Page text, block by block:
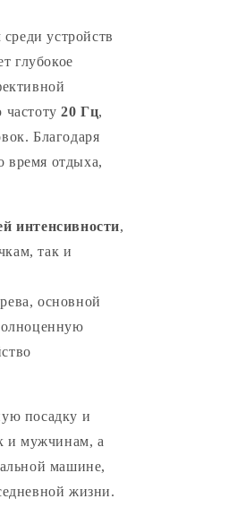
устройств
глубокое
частоту20 Гц,
Благодаря
время отдыха,
интенсивности,
так и
основной
посадку и
и мужчинам, а
машине,
жизни.